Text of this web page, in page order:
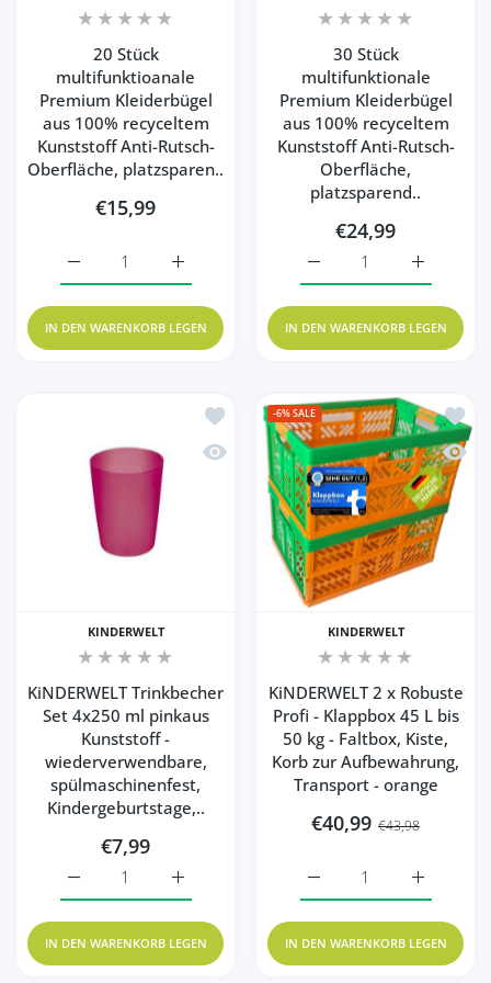
20 Stück
multifunktioanale
Premium Kleiderbügel
aus 100% recyceltem
Kunststoff Anti-Rutsch-
Oberfläche, platzsparen..
€15,99
Erhöhe die Menge für 20 Stück
Erhöhe die Menge für 20 Stück multifunktioanale
IN DEN WARENKORB LEGEN
30 Stück
multifunktionale
Premium Kleiderbügel
aus 100% recyceltem
Kunststoff Anti-Rutsch-
Oberfläche,
platzsparend..
€24,99
Erhöhe
Erhöhe die Menge für
IN DEN WARENKORB LEGEN
Zur Wunschliste hinzufügen
Schnellansicht KiNDERWELT
KINDERWELT
KiNDERWELT Trinkbecher
Set 4x250 ml pinkaus
Kunststoff -
wiederverwendbare,
spülmaschinenfest,
Kindergeburtstage,..
€7,99
IN DEN WARENKORB LEGEN
-6%SALE
Zur
KINDERWELT
KiNDERWELT 2 x Robuste
Profi - Klappbox 45 L bis
50 kg - Faltbox, Kiste,
Korb zur Aufbewahrung,
Transport - orange
€40,99 €43,98
Erhöhe
Erhöhe die Menge für
IN DEN WARENKORB LEGEN